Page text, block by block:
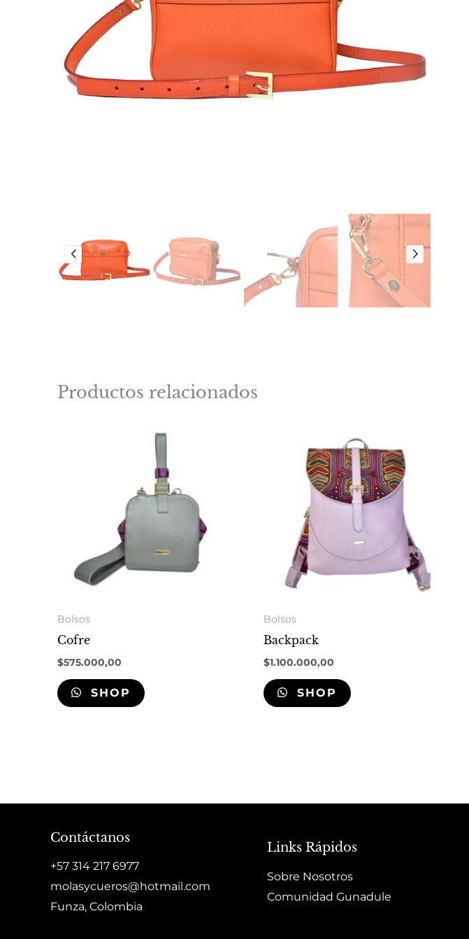
Productos relacionados
Bolsos
Cofre
$575.000,00
SHOP
Bolsos
Backpack
$1.100.000,00
SHOP
Contáctanos
+57 314 217 6977
molasycueros@hotmail.com
Funza, Colombia
Links Rápidos
Sobre Nosotros
Comunidad Gunadule